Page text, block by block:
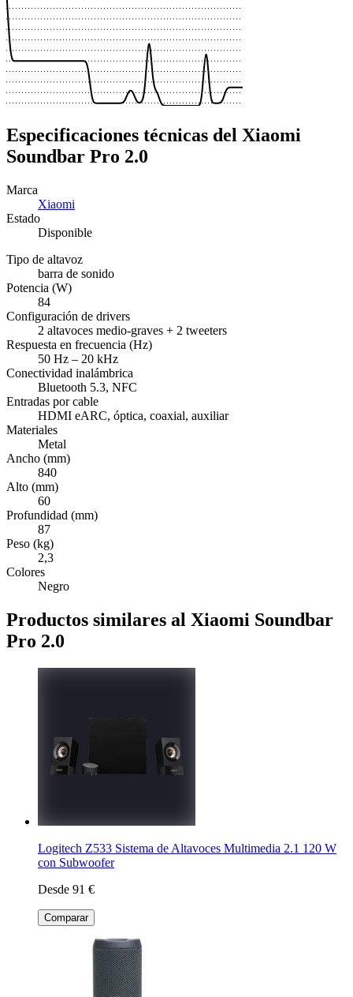
Especificaciones técnicas del Xiaomi
Soundbar Pro 2.0
Marca
Xiaomi
Estado
Disponible
Tipo de altavoz
barra de sonido
Potencia (W)
84
Configuración de drivers
2 altavoces medio-graves + 2 tweeters
Respuesta en frecuencia (Hz)
50 Hz – 20 kHz
Conectividad inalámbrica
Bluetooth 5.3, NFC
Entradas por cable
HDMI eARC, óptica, coaxial, auxiliar
Materiales
Metal
Ancho (mm)
840
Alto (mm)
60
Profundidad (mm)
87
Peso (kg)
2,3
Colores
Negro
Productos similares al Xiaomi Soundbar
Pro 2.0
Logitech Z533 Sistema de Altavoces Multimedia 2.1 120 W
con Subwoofer
Desde 91 €
Comparar